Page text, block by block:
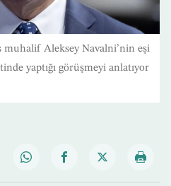
muhalif Aleksey Navalni’nin eşi
yaptığı görüşmeyi anlatıyor